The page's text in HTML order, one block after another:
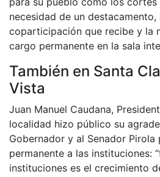
necesidad de un destacamento,
coparticipación que recibe y la
cargo permanente en la sala
También en Santa
Vista
Juan Manuel Caudana,
localidad hizo público su
Gobernador y al Senador Pirola
permanente a las instituciones:
instituciones es el crecimiento